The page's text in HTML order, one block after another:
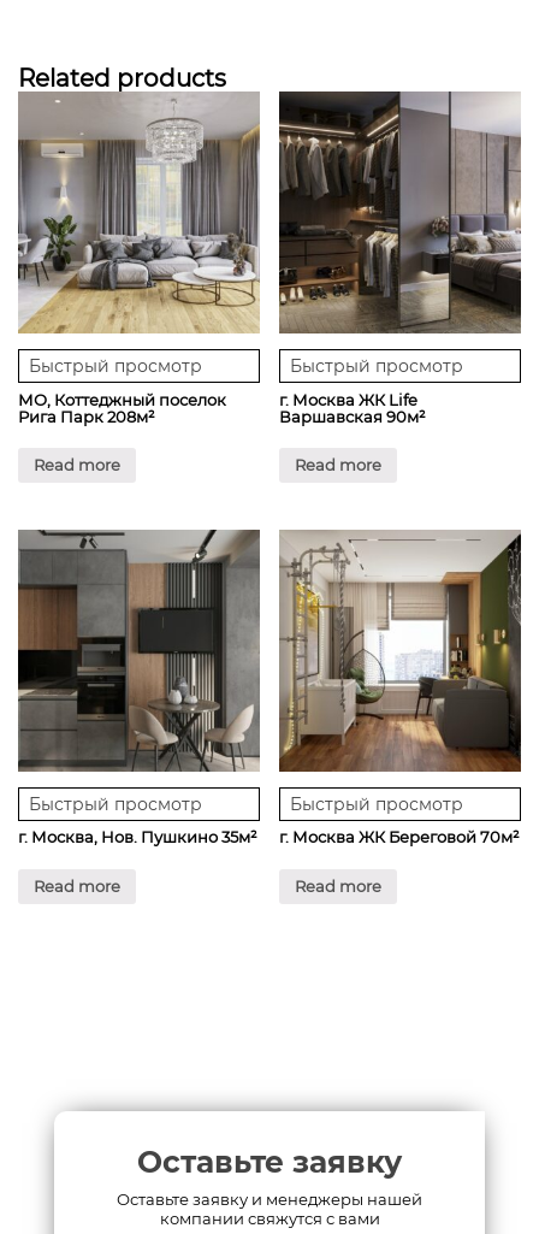
Related products
Быстрый просмотр
МО, Коттеджный поселок
Рига Парк 208м²
Read more
Быстрый просмотр
г. Москва ЖК Life
Варшавская 90м²
Read more
Быстрый просмотр
г. Москва, Нов. Пушкино 35м²
Read more
Быстрый просмотр
г. Москва ЖК Береговой 70м²
Read more
Оставьте заявку
Оставьте заявку и менеджеры нашей
компании свяжутся с вами